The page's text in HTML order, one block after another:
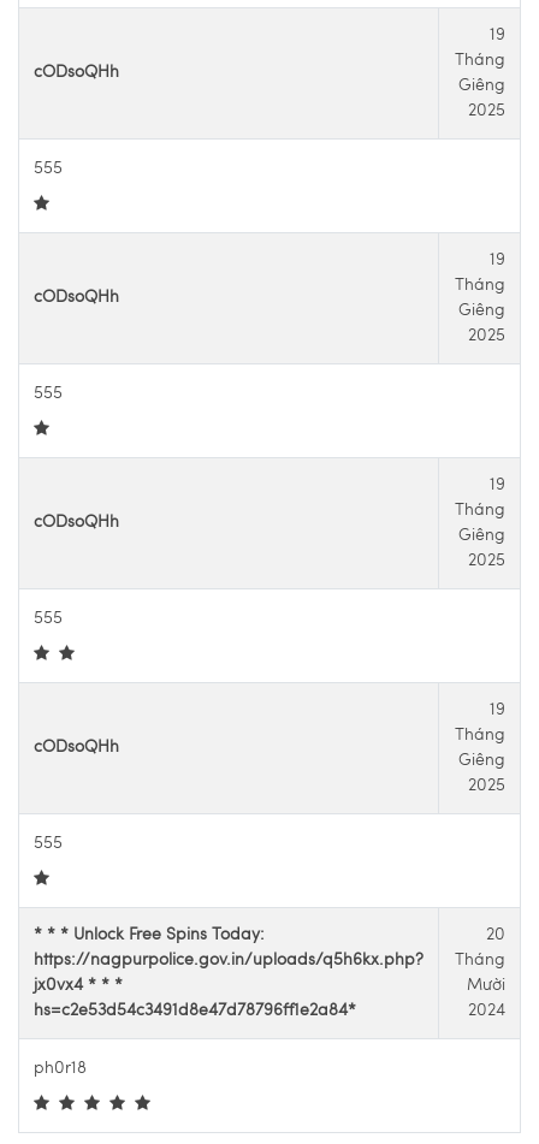
cODsoQHh
19
Tháng
Giêng
2025
555
cODsoQHh
19
Tháng
Giêng
2025
555
cODsoQHh
19
Tháng
Giêng
2025
555
cODsoQHh
19
Tháng
Giêng
2025
555
* * * Unlock Free Spins Today:
https://nagpurpolice.gov.in/uploads/q5h6kx.php?
jx0vx4 * * *
hs=c2e53d54c3491d8e47d78796ff1e2a84*
20
Tháng
Mười
2024
ph0r18